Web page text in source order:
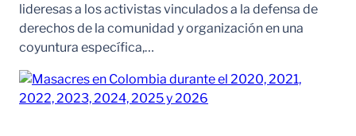
lideresas a los activistas vinculados a la defensa de
derechos de la comunidad y organización en una
coyuntura específica,…